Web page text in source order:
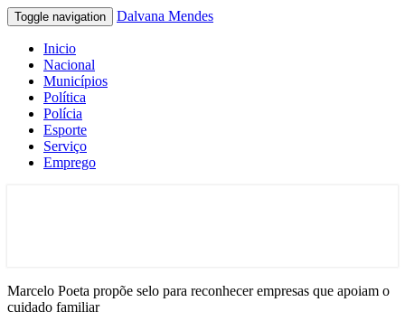
Toggle navigation Dalvana Mendes
Inicio
Nacional
Municípios
Política
Polícia
Esporte
Serviço
Emprego
Marcelo Poeta propõe selo para reconhecer empresas que apoiam o
cuidado familiar